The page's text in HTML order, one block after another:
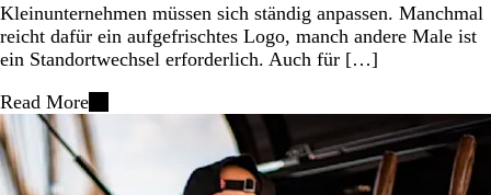
Kleinunternehmen müssen sich ständig anpassen. Manchmal
reicht dafür ein aufgefrischtes Logo, manch andere Male ist
ein Standortwechsel erforderlich. Auch für […]
Read More